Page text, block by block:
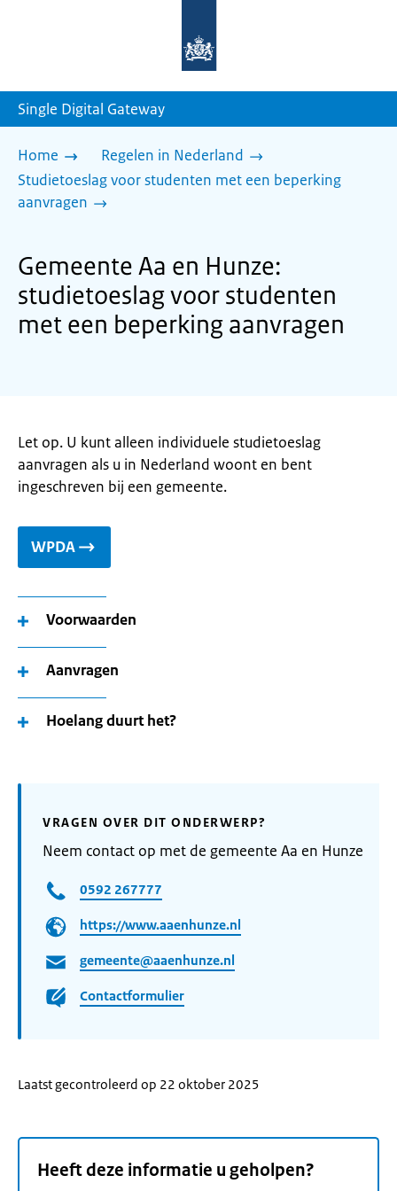
homepage
Single Digital Gateway
Home
Regelen in Nederland
Studietoeslag voor studenten met een beperking
aanvragen
Gemeente Aa en Hunze:
studietoeslag voor studenten
met een beperking aanvragen
Let op. U kunt alleen individuele studietoeslag
aanvragen als u in Nederland woont en bent
ingeschreven bij een gemeente.
WPDA
Voorwaarden
Aanvragen
Hoelang duurt het?
VRAGEN OVER DIT ONDERWERP?
Neem contact op met de gemeente Aa en Hunze
0592 267777
https://www.aaenhunze.nl
gemeente@aaenhunze.nl
Contactformulier
Laatst gecontroleerd op 22 oktober 2025
Heeft deze informatie u geholpen?